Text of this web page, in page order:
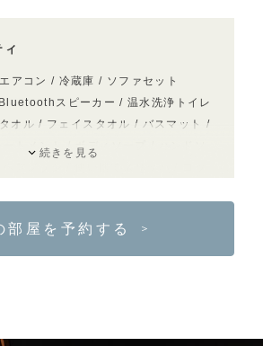
アコン / 冷蔵庫 / ソファセット
スピーカー / 温水洗浄トイレ
オル / フェイスタオル / バスマット /
ートメント / ボディソープ / ハンドソ
続きを見る
部屋を予約する ＞